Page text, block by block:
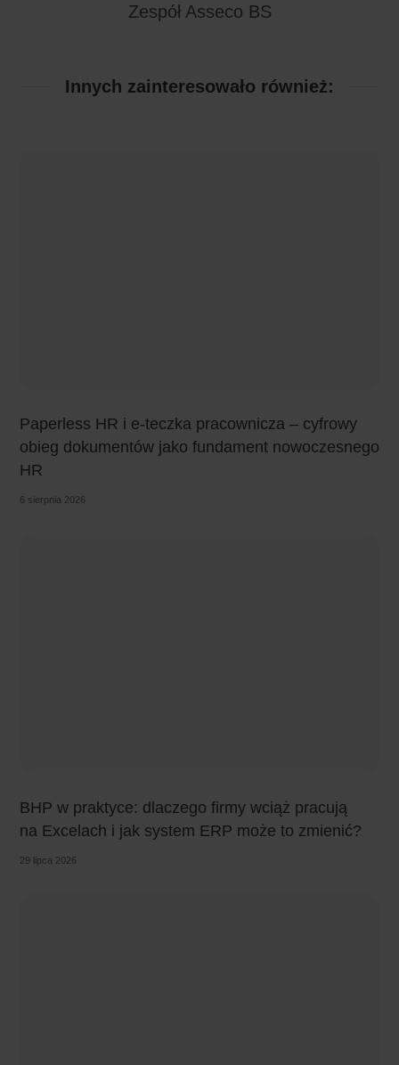
Zespół Asseco BS
Innych zainteresowało również:
Paperless HR i e-teczka pracownicza – cyfrowy
obieg dokumentów jako fundament nowoczesnego
HR
6 sierpnia 2026
BHP w praktyce: dlaczego firmy wciąż pracują
na Excelach i jak system ERP może to zmienić?
29 lipca 2026